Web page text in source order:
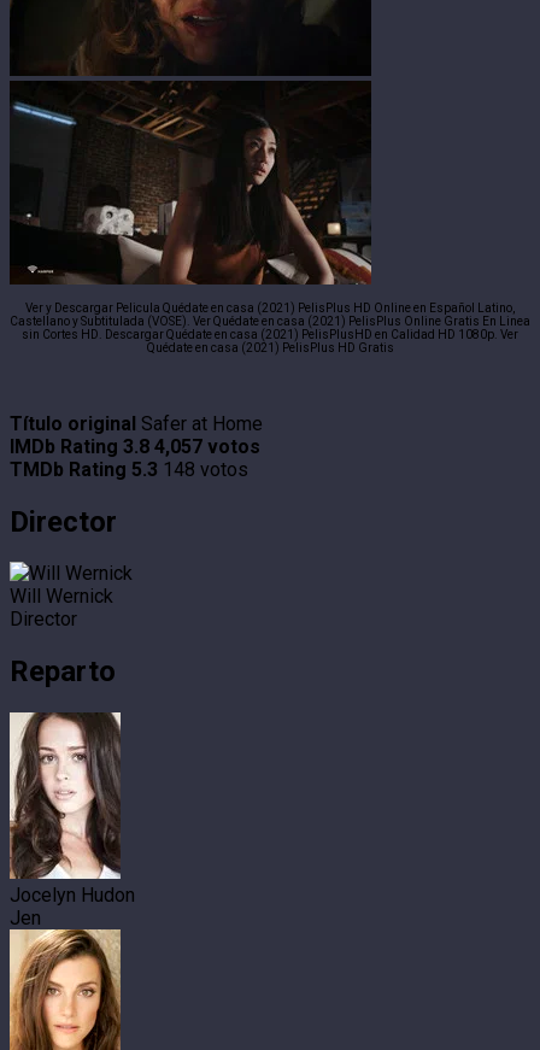
Ver y Descargar Pelicula Quédate en casa (2021) PelisPlus HD Online en Español Latino,
Castellano y Subtitulada (VOSE). Ver Quédate en casa (2021) PelisPlus Online Gratis En Linea
sin Cortes HD. Descargar Quédate en casa (2021) PelisPlusHD en Calidad HD 1080p. Ver
Quédate en casa (2021) PelisPlus HD Gratis
Título original Safer at Home
IMDb Rating 3.8 4,057 votos
TMDb Rating 5.3 148 votos
Director
Will Wernick
Director
Reparto
Jocelyn Hudon
Jen